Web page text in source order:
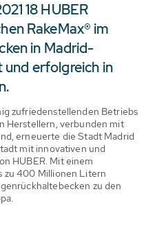
18 HUBER
RakeMax® im
in Madrid-
erfolgreich in
zufriedenstellenden Betriebs
Herstellern, verbunden mit
erneuerte die Stadt Madrid
mit innovativen und
HUBER. Mit einem
zu 400 Millionen Litern
zu den